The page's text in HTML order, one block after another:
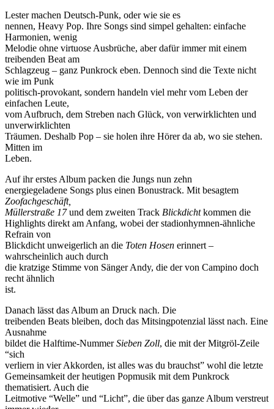
Lester machen Deutsch-Punk, oder wie sie es
nennen, Heavy Pop. Ihre Songs sind simpel gehalten: einfache
Harmonien, wenig
Melodie ohne virtuose Ausbrüche, aber dafür immer mit einem
treibenden Beat am
Schlagzeug – ganz Punkrock eben. Dennoch sind die Texte nicht
wie im Punk
politisch-provokant, sondern handeln viel mehr vom Leben der
einfachen Leute,
vom Aufbruch, dem Streben nach Glück, von verwirklichten und
unverwirklichten
Träumen. Deshalb Pop – sie holen ihre Hörer da ab, wo sie stehen.
Mitten im
Leben.
Auf ihr erstes Album packen die Jungs nun zehn
energiegeladene Songs plus einen Bonustrack. Mit besagtem
Zoofachgeschäft,
Müllerstraße 17und dem zweiten Track Blickdichtkommen die
Highlights direkt am Anfang, wobei der stadionhymnen-ähnliche
Refrain von
Blickdicht unweigerlich an die Toten Hosen erinnert –
wahrscheinlich auch durch
die kratzige Stimme von Sänger Andy, die der von Campino doch
recht ähnlich
ist.
Danach lässt das Album an Druck nach. Die
treibenden Beats bleiben, doch das Mitsingpotenzial lässt nach. Eine
Ausnahme
bildet die Halftime-NummerSieben Zoll, die mit der Mitgröl-Zeile
“sich
verliern in vier Akkorden, ist alles was du brauchst” wohl die letzte
Gemeinsamkeit der heutigen Popmusik mit dem Punkrock
thematisiert. Auch die
Leitmotive “Welle” und “Licht”, die über das ganze Album verstreut